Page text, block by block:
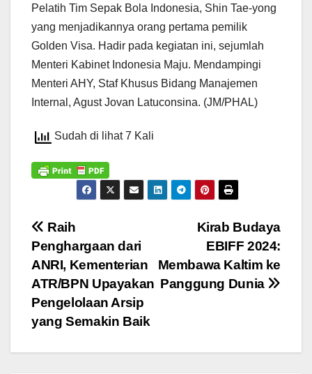
Pelatih Tim Sepak Bola Indonesia, Shin Tae-yong
yang menjadikannya orang pertama pemilik
Golden Visa. Hadir pada kegiatan ini, sejumlah
Menteri Kabinet Indonesia Maju. Mendampingi
Menteri AHY, Staf Khusus Bidang Manajemen
Internal, Agust Jovan Latuconsina. (JM/PHAL)
Sudah di lihat 7 Kali
Navigasi
pos
Kirab Budaya
EBIFF 2024:
Membawa Kaltim ke
Panggung Dunia
Raih
Penghargaan dari
ANRI, Kementerian
ATR/BPN Upayakan
Pengelolaan Arsip
yang Semakin Baik